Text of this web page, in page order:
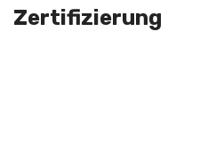
Zertifizierung